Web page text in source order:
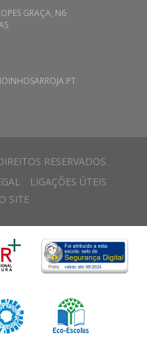
GRAÇA, N6
RESERVADOS.
LIGAÇÕES ÚTEIS
SITE